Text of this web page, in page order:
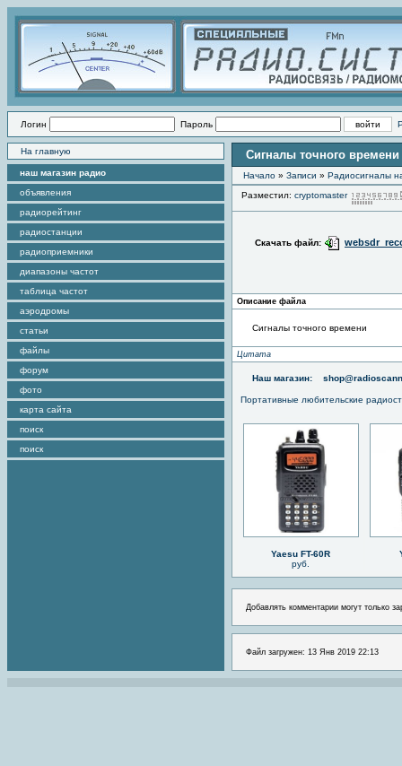
Логин Пароль
На главную
наш магазин радио
объявления
радиорейтинг
радиостанции
радиоприемники
диапазоны частот
таблица частот
аэродромы
статьи
файлы
форум
фото
карта сайта
поиск
поиск
Сигналы точного времени
Начало » Записи » Радиоcигналы
Разместил: cryptomaster
Скачать файл:
Описание файла
Сигналы точного времени
Цитата
Наш магазин:
Портативные любительские
Yaesu FT-60R
руб.
Добавлять комментарии могут только
Файл загружен: 13 Янв 2019 22:13